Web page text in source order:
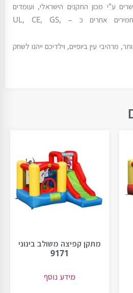
ע"י מכון התקנים הישראלי, ועומדים
בסטנדרטים בינלאומיים מחמירים אחרים כ – UL, CE, GS,
מרהיבי עין ביופיים, וילדיכם ייהנו לשחק
מתקן קפיצה משולב בינוני
9171
מידע נוסף